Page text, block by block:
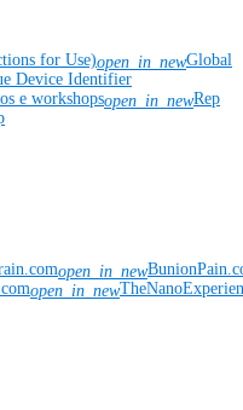
for Use)open_in_newGlobal
Device Identifier
e workshopsopen_in_newRep
open_in_new
open_in_new